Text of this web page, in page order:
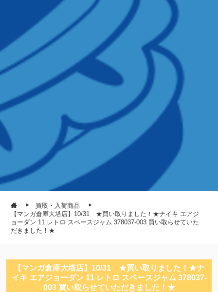
買取・入荷商品
【マンガ倉庫大塔店】10/31 ★買い取りました！★ナイキ エアジ
ョーダン 11 レトロ スペースジャム 378037-003 買い取らせていた
だきました！★
【マンガ倉庫大塔店】10/31 ★買い取りました！★ナ
イキ エアジョーダン 11 レトロ スペースジャム 378037-
003 買い取らせていただきました！★